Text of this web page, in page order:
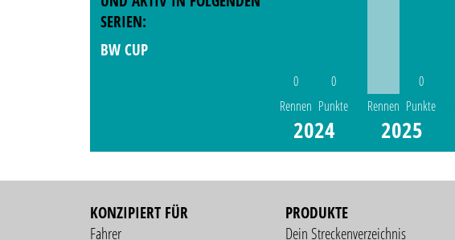
SERIEN:
BW CUP
0
Rennen
0
Punkte
2024
Rennen
0
Punkte
2025
KONZIPIERT FÜR
Fahrer
PRODUKTE
Dein Streckenverzeichnis